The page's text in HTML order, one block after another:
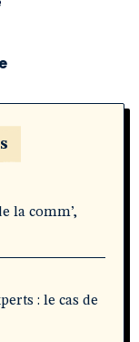
la comm’,
: le cas de